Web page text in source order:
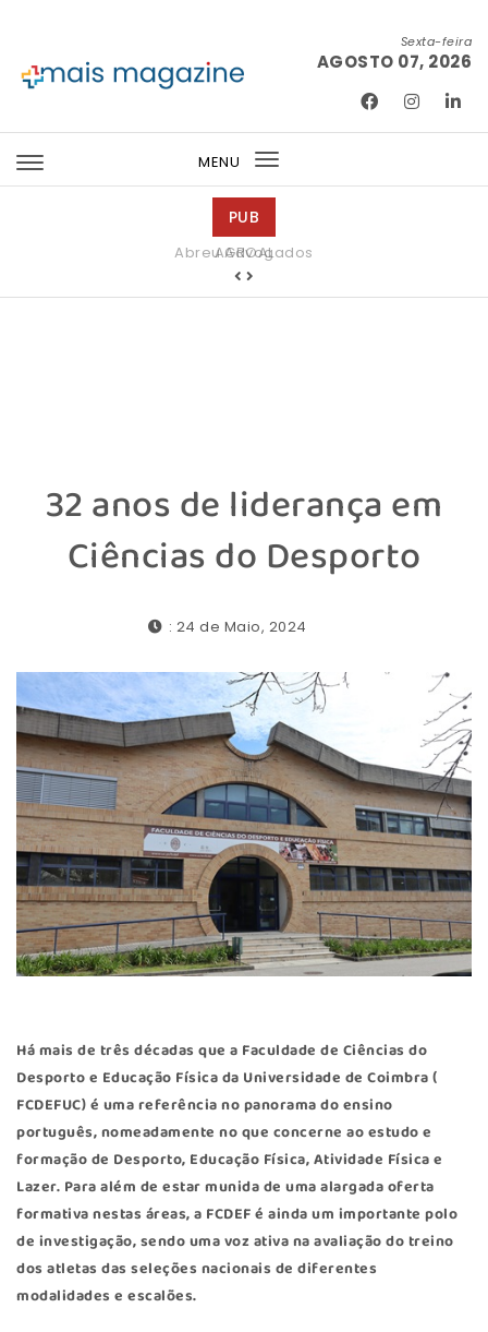
Sexta-feira
AGOSTO 07, 2026
MENU
Toggle
PUB
Abreu Advogados
32 anos de liderança em
Ciências do Desporto
: 24 de Maio, 2024
Há mais de três décadas que a Faculdade de Ciências do
Desporto e Educação Física da Universidade de Coimbra (
FCDEFUC) é uma referência no panorama do ensino
português, nomeadamente no que concerne ao estudo e
formação de Desporto, Educação Física, Atividade Física e
Lazer. Para além de estar munida de uma alargada oferta
formativa nestas áreas, a FCDEF é ainda um importante polo
de investigação, sendo uma voz ativa na avaliação do treino
dos atletas das seleções nacionais de diferentes
modalidades e escalões.